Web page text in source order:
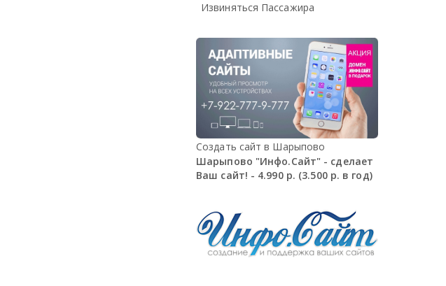
Извиняться Пассажира
Создать сайт в Шарыпово
Шарыпово "Инфо.Сайт" - сделает
Ваш сайт! - 4.990 р. (3.500 р. в год)